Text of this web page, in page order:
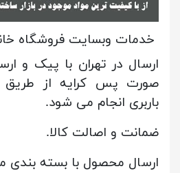
خدمات وبسایت فروشگاه
ارسال در تهران با پیک و
صورت پس کرایه از
باربری انجام می شود.
ضمانت و اصالت کالا.
ارسال محصول با بسته